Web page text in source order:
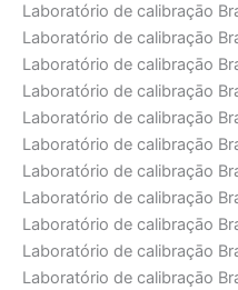
Laboratório de calibraçāo
Laboratório de calibraçāo
Laboratório de calibraçāo
Laboratório de calibraçāo
Laboratório de calibraçāo
Laboratório de calibraçāo
Laboratório de calibraçāo
Laboratório de calibraçāo
Laboratório de calibraçāo
Laboratório de calibraçāo
Laboratório de calibraçāo